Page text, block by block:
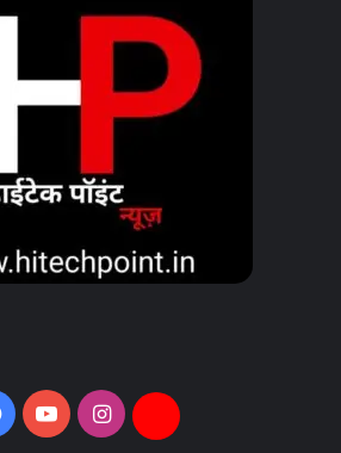
Facebook
YouTubeInstagramDaily